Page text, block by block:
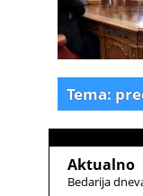
Tema:
Aktualno
Bedarija